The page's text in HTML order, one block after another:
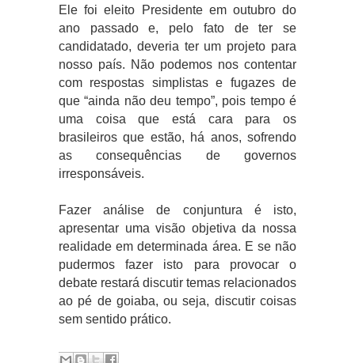
Ele foi eleito Presidente em outubro do
ano passado e, pelo fato de ter se
candidatado, deveria ter um projeto para
nosso país. Não podemos nos contentar
com respostas simplistas e fugazes de
que “ainda não deu tempo”, pois tempo é
uma coisa que está cara para os
brasileiros que estão, há anos, sofrendo
as consequências de governos
irresponsáveis.
Fazer análise de conjuntura é isto,
apresentar uma visão objetiva da nossa
realidade em determinada área. E se não
pudermos fazer isto para provocar o
debate restará discutir temas relacionados
ao pé de goiaba, ou seja, discutir coisas
sem sentido prático.